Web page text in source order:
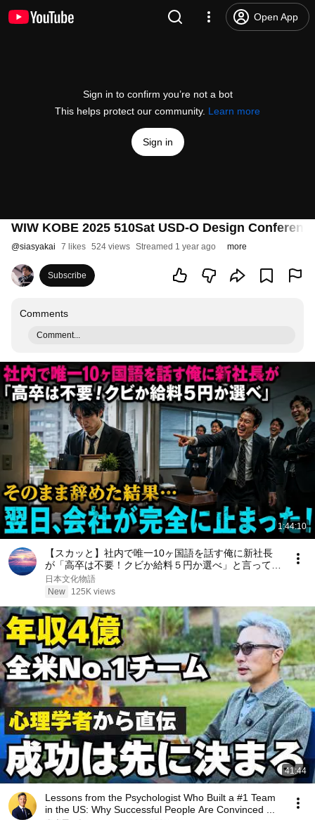
Open App
Sign in to confirm you’re not a bot
This helps protect our community. Learn more
Sign in
WIW KOBE 2025 510Sat USD-O Design
@siasyakai 7 likes 524 views Streamed 1 year ago more
Subscribe
Comments
Comment...
1:44:10
【スカッと】社内で唯一10ヶ国語を話す俺に新社長
が「高卒は不要！クビか給料５円か選べ」と言ってき
た。そのまま辞めた結果
日本文化物語
New
125K views
41:44
Lessons from the Psychologist Who Built a #1 Team
in the US: Why Successful People Are Convinced ...